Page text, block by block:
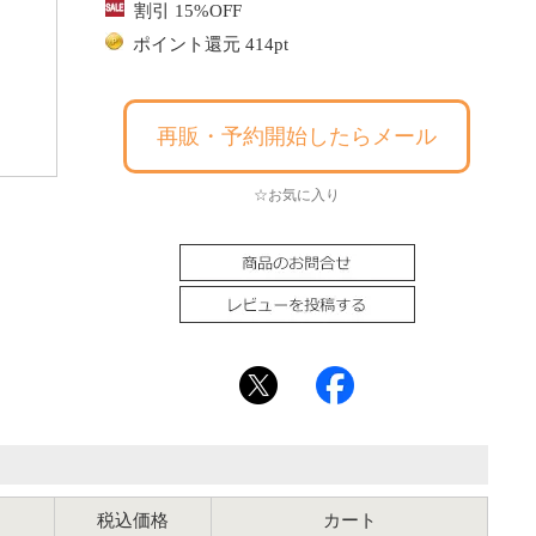
割引 15%OFF
ポイント還元 414pt
再販・予約開始したらメール
☆お気に入り
税込価格 カート